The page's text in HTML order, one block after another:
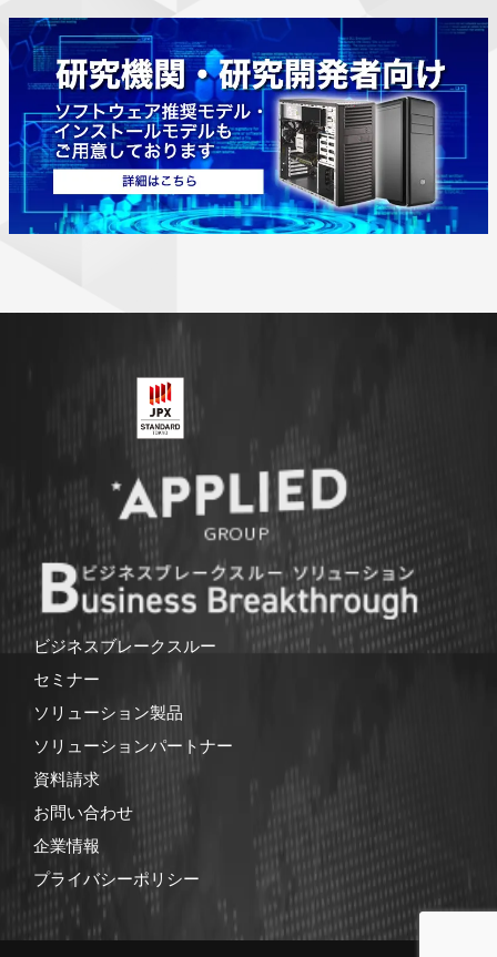
ビジネスブレークスルー
セミナー
ソリューション製品
ソリューションパートナー
資料請求
お問い合わせ
企業情報
プライバシーポリシー